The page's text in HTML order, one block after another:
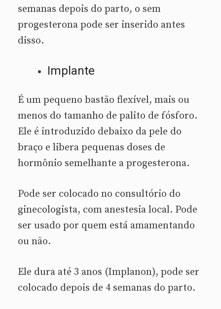
semanas depois do parto, o sem
progesterona pode ser inserido antes
disso.
Implante
É um pequeno bastão flexível, mais ou
menos do tamanho de palito de fósforo.
Ele é introduzido debaixo da pele do
braço e libera pequenas doses de
hormônio semelhante a progesterona.
Pode ser colocado no consultório do
ginecologista, com anestesia local. Pode
ser usado por quem está amamentando
ou não.
Ele dura até 3 anos (Implanon), pode ser
colocado depois de 4 semanas do parto.